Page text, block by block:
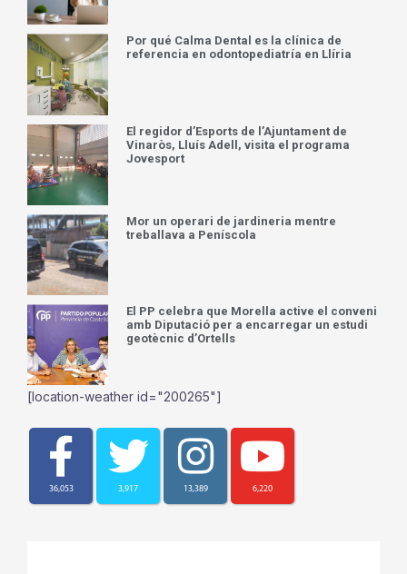
Por qué Calma Dental es la clínica de
referencia en odontopediatría en Llíria
El regidor d’Esports de l’Ajuntament de
Vinaròs, Lluís Adell, visita el programa
Jovesport
Mor un operari de jardineria mentre
treballava a Peníscola
El PP celebra que Morella active el conveni
amb Diputació per a encarregar un estudi
geotècnic d’Ortells
[location-weather id="200265"]
36,053 3,917 13,389 6,220